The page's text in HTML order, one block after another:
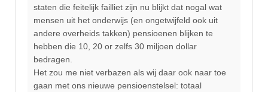
staten die feitelijk failliet zijn nu blijkt dat nogal wat
mensen uit het onderwijs (en ongetwijfeld ook uit
andere overheids takken) pensioenen blijken te
hebben die 10, 20 or zelfs 30 miljoen dollar
bedragen.
Het zou me niet verbazen als wij daar ook naar toe
gaan met ons nieuwe pensioenstelsel: totaal